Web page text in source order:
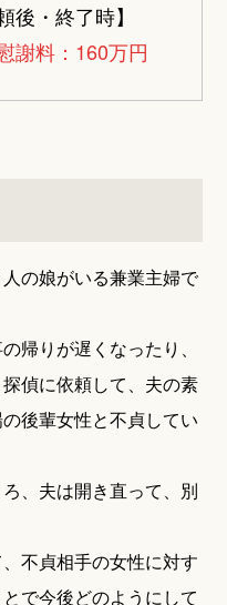
後・終了時】
謝料：160万円
の娘がいる兼業主婦で
帰りが遅くなったり、
偵に依頼して、夫の素
後輩女性と不貞してい
、夫は開き直って、別
不貞相手の女性に対す
で今後どのようにして